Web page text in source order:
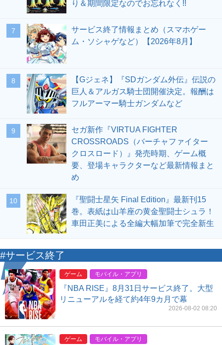
り＆期間限定なのでお忘れなく!!
7
サービス終了情報まとめ（スマホゲー
ム・ソシャゲなど）【2026年8月】
8
【Gジェネ】『SDガンダム外伝』伝説の
巨人＆アルガス騎士団開催決定。報酬は
フルアーマー騎士ガンダムなど
9
セガ新作『VIRTUA FIGHTER
CROSSROADS（バーチャファイター
クロスロード）』発売時期、ゲーム概
要、登場キャラクターなど最新情報まと
め
10
『聖闘士星矢 Final Edition』最新刊15
巻。表紙は山羊座の黄金聖闘士シュラ！
車田正美による全編大幅加筆で完全新生
#サービス終了
ゲーム モバイル・アプリ
『NBA RISE』8月31日サービス終了。大型
リニューアルを経て約4年9カ月で幕
2026-08-02 08:20
ゲーム モバイル・アプリ